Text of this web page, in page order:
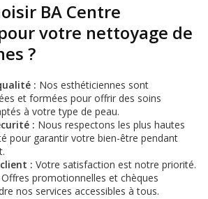
BA Centre
votre nettoyage de
?
: Nos esthéticiennes sont
et formées pour offrir des soins
à votre type de peau.
: Nous respectons les plus hautes
pour garantir votre bien-être pendant
: Votre satisfaction est notre priorité.
Offres promotionnelles et chèques
nos services accessibles à tous.